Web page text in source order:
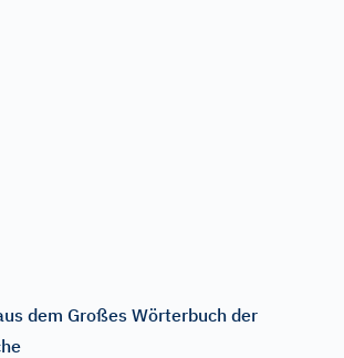
dem Großes Wörterbuch der